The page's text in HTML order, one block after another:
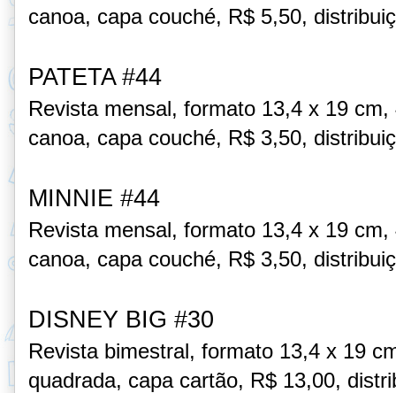
canoa, capa couché, R$ 5,50,
PATETA #44
Revista mensal, formato 13,4 x 19 cm,
canoa, capa couché, R$ 3,50,
MINNIE #44
Revista mensal, formato 13,4 x 19 cm,
canoa, capa couché, R$ 3,50,
DISNEY BIG #30
Revista bimestral, formato 13,4 x 19
quadrada, capa cartão, R$ 13,00,